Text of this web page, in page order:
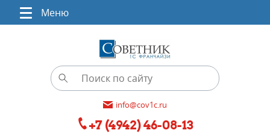
Меню
info@cov1c.ru
+7 (4942) 46-08-13